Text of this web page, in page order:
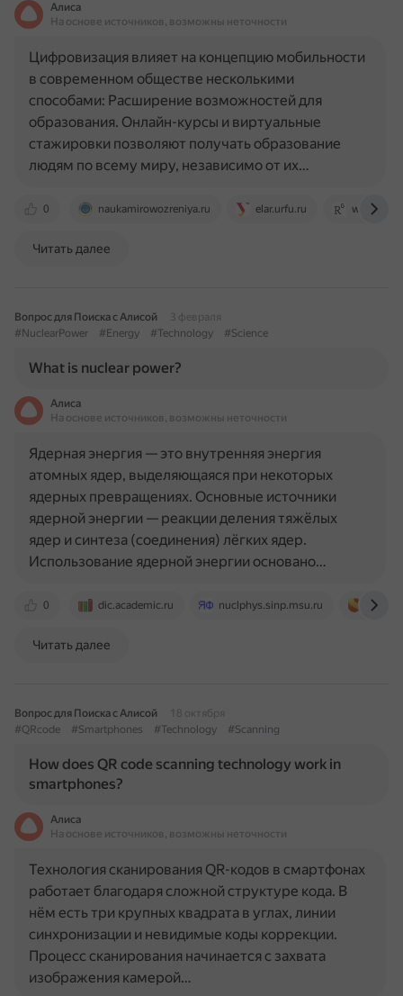
Алиса
На основе источников, возможны неточности
0 naukamirowozreniya.ru elar.urfu.ru
Цифровизация влияет на концепцию мобильности
в современном обществе несколькими
способами: Расширение возможностей для
образования. Онлайн-курсы и виртуальные
стажировки позволяют получать образование
людям по всему миру, независимо от их…
Читать далее
Вопрос для Поиска с Алисой
3 февраля
#NuclearPower
#Energy #Technology #Science
What is nuclear power?
Алиса
На основе источников, возможны неточности
0 dic.academic.ru nuclphys.sinp.msu.ru
Ядерная энергия — это внутренняя энергия
атомных ядер, выделяющаяся при некоторых
ядерных превращениях. Основные источники
ядерной энергии — реакции деления тяжёлых
ядер и синтеза (соединения) лёгких ядер.
Использование ядерной энергии основано…
Читать далее
Вопрос для Поиска с Алисой
18 октября
#QRcode
#Smartphones #Technology #Scanning
How does QR code scanning technology work in
smartphones?
Алиса
На основе источников, возможны неточности
Технология сканирования QR-кодов в смартфонах
работает благодаря сложной структуре кода. В
нём есть три крупных квадрата в углах, линии
синхронизации и невидимые коды коррекции.
Процесс сканирования начинается с захвата
изображения камерой…